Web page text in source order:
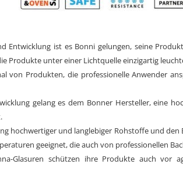
Entwicklung ist es Bonni gelungen, seine
Produkte unter einer Lichtquelle einzigartig
von Produkten, die professionelle Anwender
gelang es dem Bonner Hersteller, eine
hochwertiger und langlebiger Rohstoffe und
geeignet, die auch von professionellen
Glasuren schützen ihre Produkte auch vor